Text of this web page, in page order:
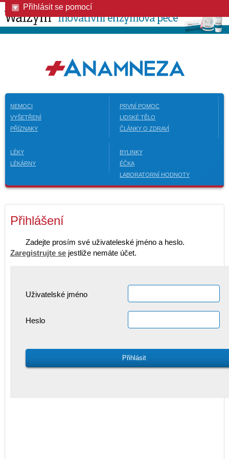
Přihlásit se pomocí
NEMOCI
VYŠETŘENÍ
PŘÍZNAKY
PRVNÍ POMOC
LIDSKÉ TĚLO
ČLÁNKY O ZDRAVÍ
LÉKY
LÉKÁRNY
BYLINKY
ÉČKA
LABORATORNÍ HODNOTY
Přihlášení
Zadejte prosím své uživateleské jméno a heslo.
Zaregistrujte se jestliže nemáte účet.
Uživatelské jméno
Heslo